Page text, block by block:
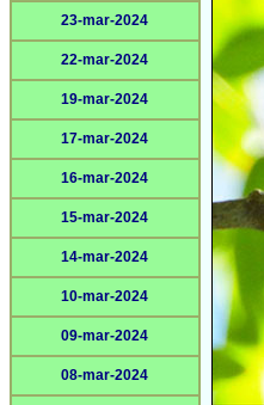
23-mar-2024
22-mar-2024
19-mar-2024
17-mar-2024
16-mar-2024
15-mar-2024
14-mar-2024
10-mar-2024
09-mar-2024
08-mar-2024